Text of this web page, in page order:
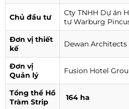
Chủ đầu tư
Cty TNHH Dự án
tư Warburg
Đơn vị thiết
kế
Dewan Architects
Đơn vị
Quản lý
Fusion Hotel
Tổng thể Hồ
Tràm Strip
164 ha